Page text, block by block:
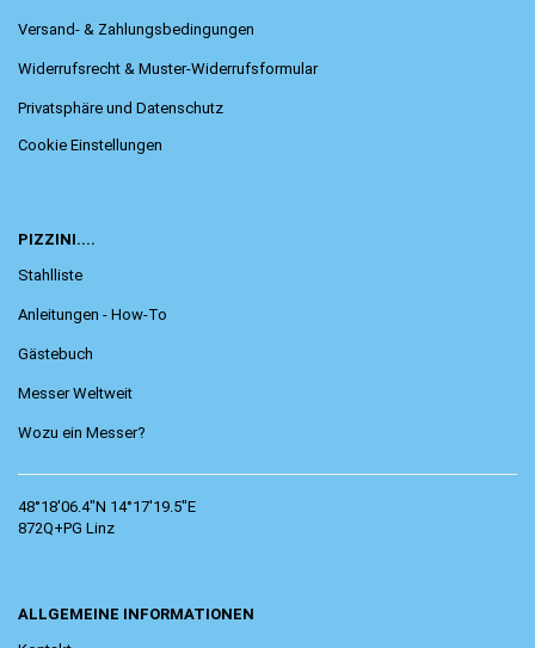
Versand- & Zahlungsbedingungen
Widerrufsrecht & Muster-Widerrufsformular
Privatsphäre und Datenschutz
Cookie Einstellungen
PIZZINI....
Stahlliste
Anleitungen - How-To
Gästebuch
Messer Weltweit
Wozu ein Messer?
48°18'06.4"N 14°17'19.5"E
872Q+PG Linz
ALLGEMEINE INFORMATIONEN